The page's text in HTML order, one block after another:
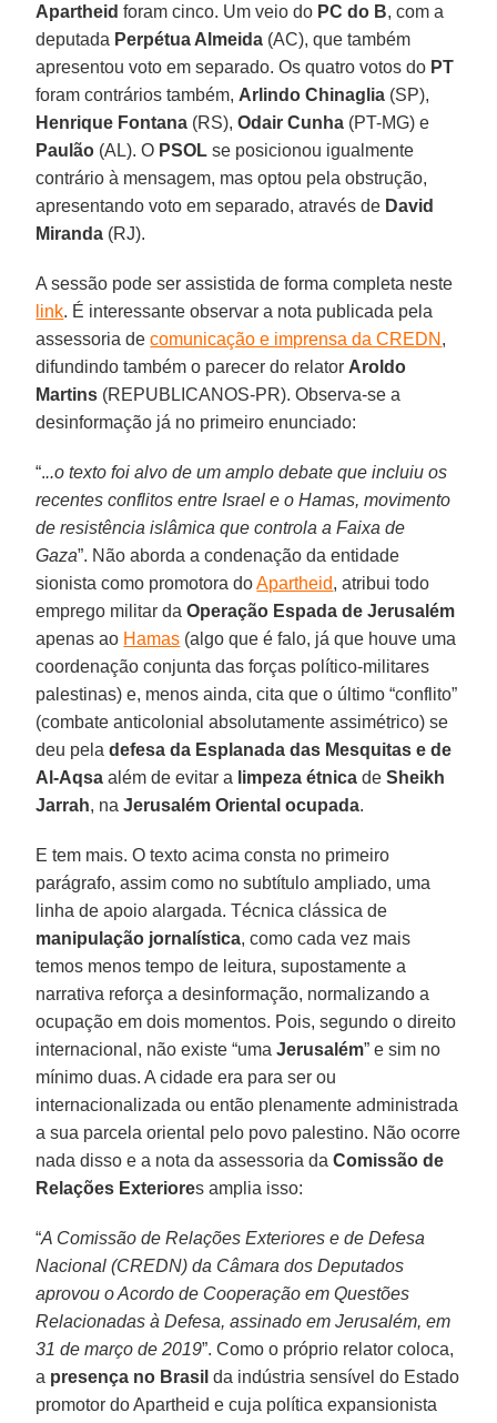
Apartheid foram cinco. Um veio do PC do B, com a
deputada Perpétua Almeida (AC), que também
apresentou voto em separado. Os quatro votos do PT
foram contrários também, Arlindo Chinaglia (SP),
Henrique Fontana (RS),Odair Cunha (PT-MG) e
Paulão (AL). O PSOL se posicionou igualmente
contrário à mensagem, mas optou pela obstrução,
apresentando voto em separado, através de David
Miranda (RJ).
A sessão pode ser assistida de forma completa neste
link. É interessante observar a nota publicada pela
assessoria decomunicação e imprensa da CREDN ,
difundindo também o parecer do relator Aroldo
Martins (REPUBLICANOS-PR). Observa-se a
desinformação já no primeiro enunciado:
“...o texto foi alvo de um amplo debate que incluiu os
recentes conflitos entre Israel e o Hamas, movimento
de resistência islâmica que controla a Faixa de
Gaza”. Não aborda a condenação da entidade
sionista como promotora doApartheid, atribui todo
emprego militar daOperação Espada de Jerusalém
apenas ao Hamas (algo que é falo, já que houve uma
coordenação conjunta das forças político-militares
palestinas) e, menos ainda, cita que o último “conflito”
(combate anticolonial absolutamente assimétrico) se
deu peladefesa da Esplanada das Mesquitas e de
Al-Aqsa além de evitar a limpeza étnica deSheikh
Jarrah, naJerusalém Oriental ocupada.
E tem mais. O texto acima consta no primeiro
parágrafo, assim como no subtítulo ampliado, uma
linha de apoio alargada. Técnica clássica de
manipulação jornalística, como cada vez mais
temos menos tempo de leitura, supostamente a
narrativa reforça a desinformação, normalizando a
ocupação em dois momentos. Pois, segundo o direito
internacional, não existe “umaJerusalém” e sim no
mínimo duas. A cidade era para ser ou
internacionalizada ou então plenamente administrada
a sua parcela oriental pelo povo palestino. Não ocorre
nada disso e a nota da assessoria da Comissão de
Relações Exteriores amplia isso:
“A Comissão de Relações Exteriores e de Defesa
Nacional (CREDN) da Câmara dos Deputados
aprovou o Acordo de Cooperação em Questões
Relacionadas à Defesa, assinado em Jerusalém, em
31 de março de 2019”. Como o próprio relator coloca,
a presença no Brasil da indústria sensível do Estado
promotor do Apartheid e cuja política expansionista